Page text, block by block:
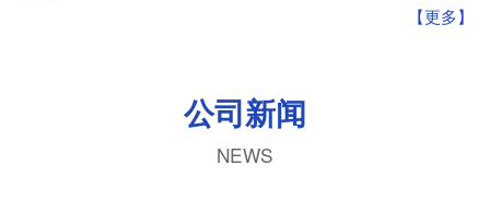
【更多】
公司新闻
NEWS